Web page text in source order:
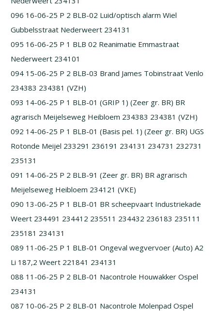
096 16-06-25 P 2 BLB-02 Luid/optisch alarm Wiel
Gubbelsstraat Nederweert 234131
095 16-06-25 P 1 BLB 02 Reanimatie Emmastraat
Nederweert 234101
094 15-06-25 P 2 BLB-03 Brand James Tobinstraat Venlo
234383 234381 (VZH)
093 14-06-25 P 1 BLB-01 (GRIP 1) (Zeer gr. BR) BR
agrarisch Meijelseweg Heibloem 234383 234381 (VZH)
092 14-06-25 P 1 BLB-01 (Basis pel. 1) (Zeer gr. BR) UGS
Rotonde Meijel 233291 236191 234131 234731 232731
235131
091 14-06-25 P 2 BLB-91 (Zeer gr. BR) BR agrarisch
Meijelseweg Heibloem 234121 (VKE)
090 13-06-25 P 1 BLB-01 BR scheepvaart Industriekade
Weert 234491 234412 235511 234432 236183 235111
235181 234131
089 11-06-25 P 1 BLB-01 Ongeval wegvervoer (Auto) A2
Li 187,2 Weert 221841 234131
088 11-06-25 P 2 BLB-01 Nacontrole Houwakker Ospel
234131
087 10-06-25 P 2 BLB-01 Nacontrole Molenpad Ospel